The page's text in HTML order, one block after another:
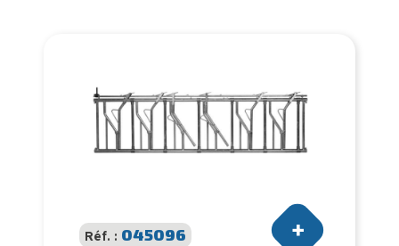
Réf. : 045096